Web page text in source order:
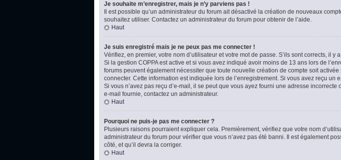
Je souhaite m’enregistrer, mais je n’y parviens pas !
Il est possible qu’un administrateur du forum ait désactivé la création de nouveaux
souhaitez utiliser. Contactez un administrateur du forum pour obtenir de l’aide.
Haut
Je suis enregistré mais je ne peux pas me connecter !
Vérifiez, en premier, votre nom d’utilisateur et votre mot de passe. S’ils sont corrects, il y
Si la gestion COPPA est active et si vous avez indiqué avoir moins de 13 ans lors de
forums peuvent également nécessiter que toute nouvelle création de compte soit
connecter. Cette information est indiquée lors de l’enregistrement. Si vous avez reçu un
Si vous n’avez pas reçu d’e-mail, il se peut que vous ayez fourni une adresse
e-mail fournie, contactez un administrateur.
Haut
Pourquoi ne puis-je pas me connecter ?
Plusieurs raisons pourraient expliquer cela. Premièrement, vérifiez que votre nom
administrateur du forum pour vérifier que vous n’avez pas été banni. Il est également
côté, et qu’il devra la corriger.
Haut